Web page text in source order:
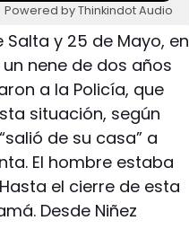
Powered by Thinkindot Audio
y 25 de Mayo, en
nene de dos años
a la Policía, que
situación, según
de su casa” a
El hombre estaba
el cierre de esta
Desde Niñez